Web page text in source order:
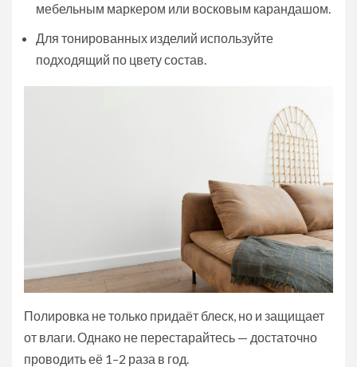
мебельным маркером или восковым карандашом.
Для тонированных изделий используйте
подходящий по цвету состав.
Полировка не только придаёт блеск, но и защищает
от влаги. Однако не перестарайтесь — достаточно
проводить её 1–2 раза в год.